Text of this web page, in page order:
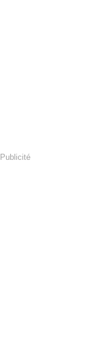
Publicité